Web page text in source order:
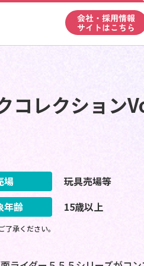
会社・採用情報
サイトはこちら
コレクション
場
玩具売場等
年齢
15歳以上
承ください。